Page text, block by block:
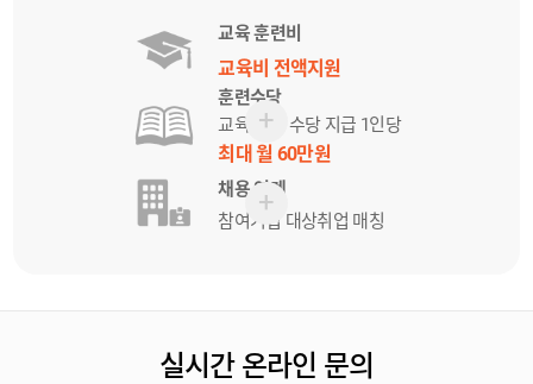
교육 훈련비
교육비 전액지원
훈련수당
교육 참여 수당 지급 1인당
최대 월 60만원
채용 연계
참여기업 대상취업 매칭
실시간 온라인 문의